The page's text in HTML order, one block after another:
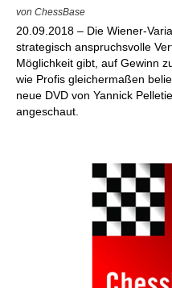
von ChessBase
20.09.2018 – Die Wiener-
strategisch anspruchsvolle
Möglichkeit gibt, auf Gewinn
wie Profis gleichermaßen
neue DVD von Yannick
angeschaut.